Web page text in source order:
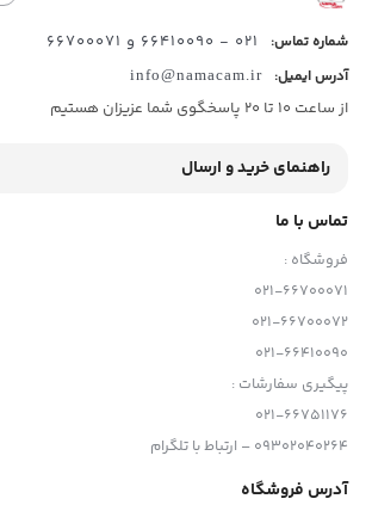
شماره تماس: 021 - 66410090 و 66700071
آدرس ایمیل: info@namacam.ir
از ساعت 10 تا 20 پاسخگوی شما عزیزان هستیم
راهنمای خرید و ارسال
تماس با ما
فروشگاه :
021-66700071
021-66700072
021-66410090
پیگیری سفارشات :
021-66751176
09302040264 – ارتباط با تلگرام
آدرس فروشگاه